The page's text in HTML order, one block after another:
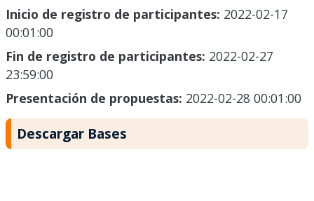
Inicio de registro de participantes: 2022-02-17
00:01:00
Fin de registro de participantes: 2022-02-27
23:59:00
Presentación de propuestas: 2022-02-28 00:01:00
Descargar Bases